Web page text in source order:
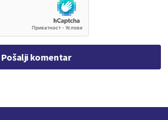
Pošalji komentar